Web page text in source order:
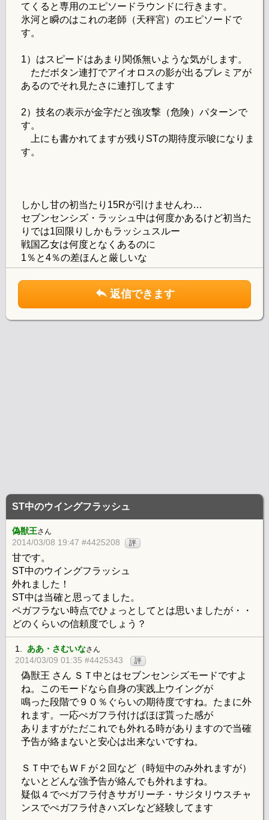
てくると専用のエピソードラウンドに行きます。
氷河と瞬のはこれの老師（天秤宮）のエピソードで
す。
1）はスピードはあまり関係無いような気がします。
ただボタン連打でアイオロスの影が出るプレミアが
あるのでそれ見たさに連打してます
2）技名の表示が金字だと強攻撃（危険）パターンで
す。
上にも書かれてますが残りSTの期待度示唆になりま
す。
しかし甘の初当たり15Rが引けませんわ…
セブンセンシズ・ラッシュ中は何度かあるけど初当た
りでは1回限りしかもラッシュスルー
戦国乙女は何度となくあるのに
1％と4％の差ほんと厳しいな
返信できます
ST中のウイングフラッシュ
偽獣王さん
2014/03/08 19:47 #4425208 評
甘です。
ST中のウイングフラッシュ
外れました！
ST中は当確と思ってました。
ペガフラない時点でひょっとしてとは思いましたが・・
どのくらいの信頼度でしょう？
1. ああ・さむいなさん
2014/03/09 01:35 #4425343 評
偽獣王 さん ＳＴ中とはセブンセンシズモードですよ
ね。このモードなら自身の実践上ウイングが
鳴った段階で９０％ぐらいの期待度ですね。たまに外
れます。一応ぺガフラ付けばほぼ貰った感が
ありますがただこれでも外れる時がありますので当確
予告が絡まないと安心は出来ないですね。
ＳＴ中でもＷＦが２回など（時短中のみ外れますが）
ないとどんな強予告が絡んでも外れますね。
疑似４でぺガフラ付きサガリーチ・サジタリウスチャ
ンスでぺガフラ付きハズレなど経験してます